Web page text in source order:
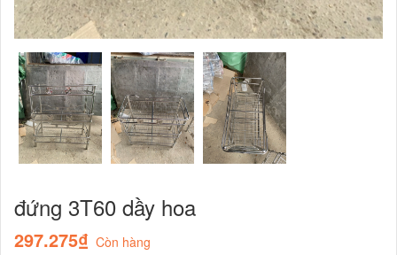
đứng 3T60 dầy hoa
297.275₫ Còn hàng